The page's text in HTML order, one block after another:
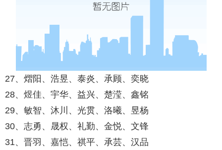
27、熠阳、浩昱、泰炎、承顾、奕晓
28、煜佳、宇华、益兴、楚滢、鑫铭
29、敏智、沐川、光贯、洛曦、昱杨
30、志勇、晟权、礼勤、金悦、文锋
31、晋羽、嘉恺、祺平、承芸、汉品